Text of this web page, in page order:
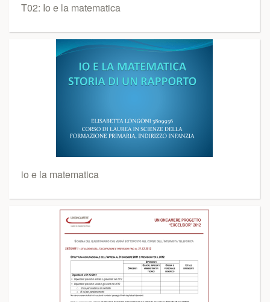
T02: Io e la matematica
io e la matematica